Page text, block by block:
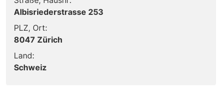
Albisriederstrasse 253
PLZ, Ort:
8047 Zürich
Land:
Schweiz